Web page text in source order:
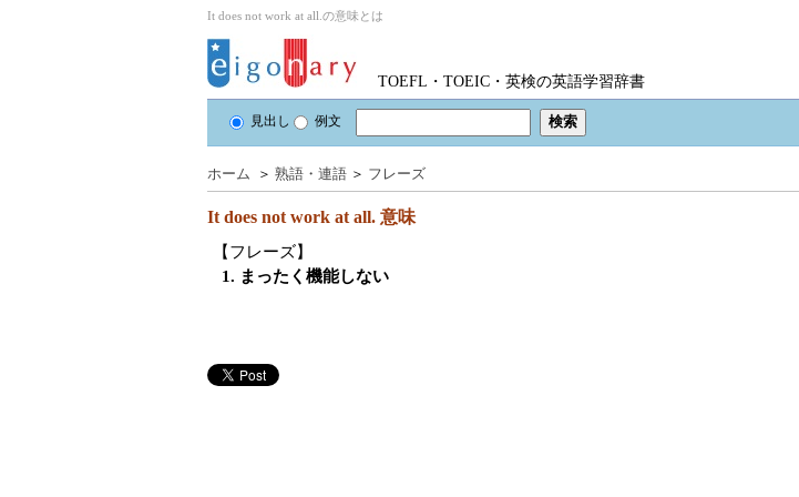
It does not work at all.の意味とは
TOEFL・TOEIC・英検の英語学習辞書
見出し 例文
ホーム ＞ 熟語・連語 ＞ フレーズ
It does not work at all. 意味
【フレーズ】
1. まったく機能しない